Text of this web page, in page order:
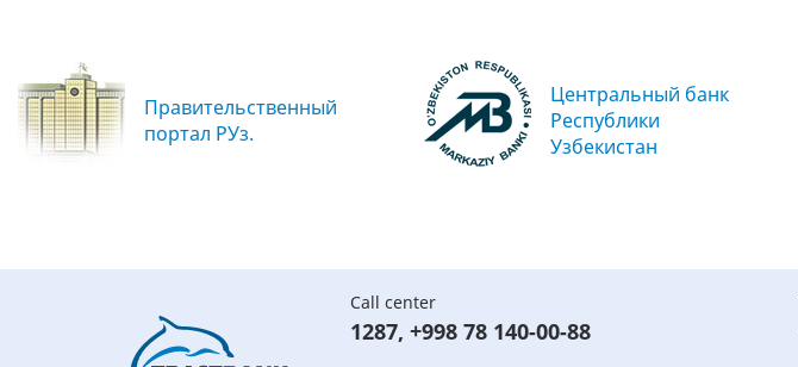
Правительственный
портал РУз.
Центральный банк
Республики
Узбекистан
Call center
1287, +998 78 140-00-88